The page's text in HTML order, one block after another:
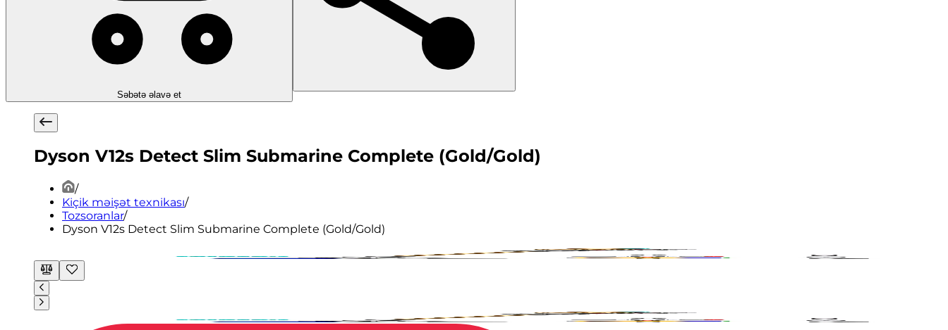
Səbətə əlavə et
Dyson V12s Detect Slim Submarine Complete (Gold/Gold)
/
Kiçik məişət texnikası/
Tozsoranlar/
Dyson V12s Detect Slim Submarine Complete (Gold/Gold)